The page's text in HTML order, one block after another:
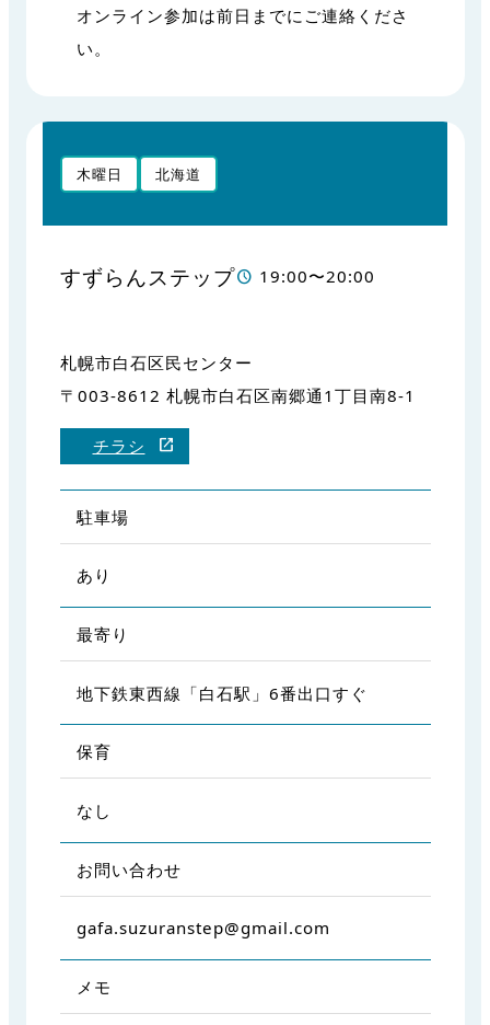
オンライン参加は前日までにご連絡くださ
い。
木曜日 北海道
すずらんステップ 19:00〜20:00
札幌市白石区民センター
〒003-8612 札幌市白石区南郷通1丁目南8-1
チラシ
駐車場
あり
最寄り
地下鉄東西線「白石駅」6番出口すぐ
保育
なし
お問い合わせ
gafa.suzuranstep@gmail.com
メモ